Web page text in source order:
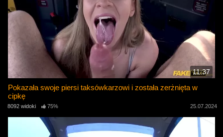
11:37
Pokazała swoje piersi taksówkarzowi i została zerżnięta w
cipkę
8092 widoki 75% 25.07.2024